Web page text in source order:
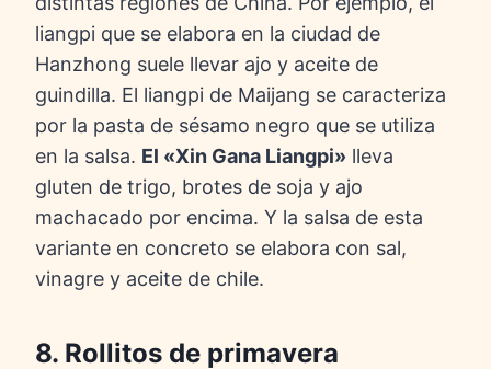
liangpi que se elabora en la ciudad de
Hanzhong suele llevar ajo y aceite de
guindilla. El liangpi de Maijang se caracteriza
por la pasta de sésamo negro que se utiliza
en la salsa. El «Xin Gana Liangpi» lleva
gluten de trigo, brotes de soja y ajo
machacado por encima. Y la salsa de esta
variante en concreto se elabora con sal,
vinagre y aceite de chile.
8. Rollitos de primavera